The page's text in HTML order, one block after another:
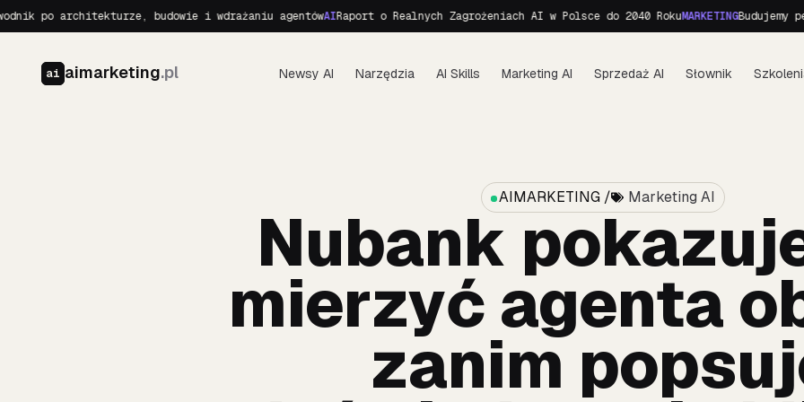
po architekturze, budowie i wdrażaniu agentówAIRaport o Realnych Zagrożeniach AI w Polsce do 2040 RokuMARKETINGBudujemy
ai aimarketing.pl Newsy AI Narzędzia AI Skills Marketing AI Sprzedaż AI Słownik
AIMARKETING / Marketing AI
Nubank
mierzyć agenta
zanim